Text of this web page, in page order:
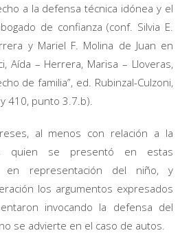
a la defensa técnica idónea y el
de confianza (conf. Silvia E.
y Mariel F. Molina de Juan en
Aída – Herrera, Marisa – Lloveras,
de familia”, ed. Rubinzal-Culzoni,
410, punto 3.7.b).
al menos con relación a la
quien se presentó en estas
en representación del niño, y
los argumentos expresados
invocando la defensa del
se advierte en el caso de autos.